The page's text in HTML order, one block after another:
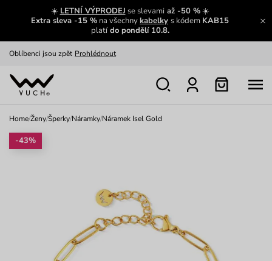
☀️ LETNÍ VÝPRODEJ se slevamiaž -50 %☀️
Extra sleva -15 % na všechnykabelky s kódem KAB15
platído pondělí 10.8.
Zajímavosti ze světa Vuch:
Zobrazit
Oblíbenci jsou zpět Prohlédnout
Nech se inspirovat
Home/Ženy/Šperky/Náramky/Náramek Isel Gold
-43%